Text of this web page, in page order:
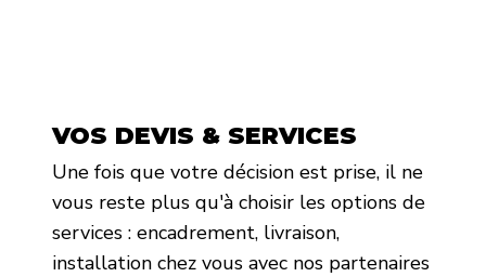
VOS DEVIS & SERVICES
Une fois que votre décision est prise, il ne
vous reste plus qu'à choisir les options de
services : encadrement, livraison,
installation chez vous avec nos partenaires